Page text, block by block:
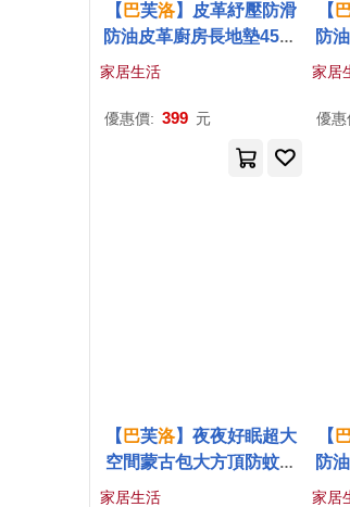
【 巴芙洛】皮革紓壓防滑
防油皮革廚房長地墊45x1
20cm 在水一
家居生活
優惠價: 399 元
【
防
墊/
家居
優惠
【 巴芙洛】夜夜好眠超大
空間蒙古包大方頂防蚊蚊
帳 宇航熊 雙人加大
家居生活
【
防
家居